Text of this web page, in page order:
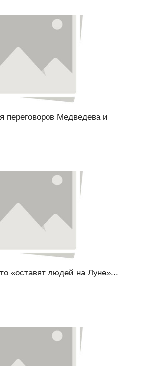
переговоров Медведева и
«оставят людей на Луне»...